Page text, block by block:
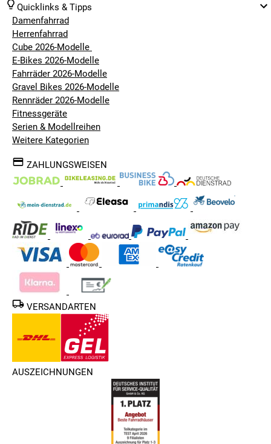
Quicklinks & Tipps
Damenfahrrad
Herrenfahrrad
Cube 2026-Modelle
E-Bikes 2026-Modelle
Fahrräder 2026-Modelle
Gravel Bikes 2026-Modelle
Rennräder 2026-Modelle
Fitnessgeräte
Serien & Modellreihen
Weitere Kategorien
ZAHLUNGSWEISEN
VERSANDARTEN
AUSZEICHNUNGEN